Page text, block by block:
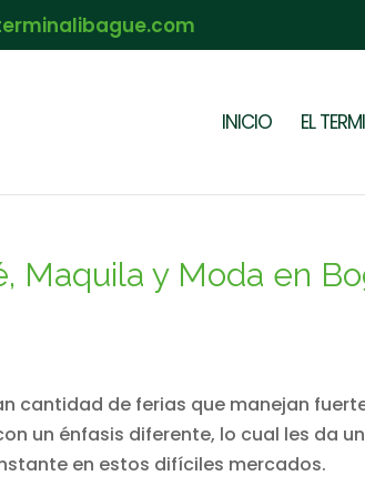
INICIO EL
Maquila y Moda en
cantidad de ferias que manejan
un énfasis diferente, lo cual les da
en estos difíciles mercados.